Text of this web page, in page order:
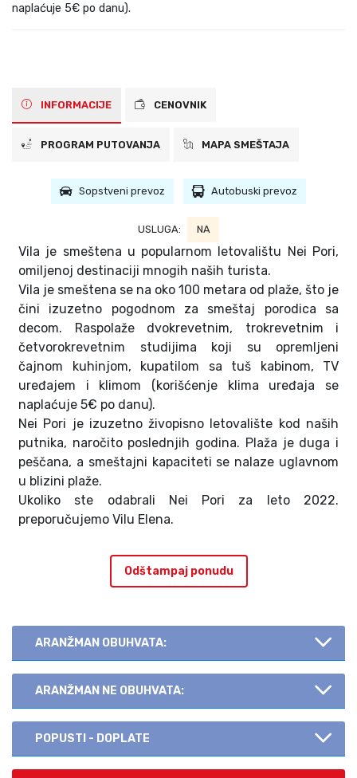
naplaćuje 5€ po danu).
INFORMACIJE CENOVNIK
PROGRAM PUTOVANJA MAPA SMEŠTAJA
Sopstveni prevoz Autobuski prevoz
USLUGA: NA
Vila je smeštena u popularnom letovalištu Nei Pori,
omiljenoj destinaciji mnogih naših turista.
Vila je smeštena se na oko 100 metara od plaže, što je
čini izuzetno pogodnom za smeštaj porodica sa
decom. Raspolaže dvokrevetnim, trokrevetnim i
četvorokrevetnim studijima koji su opremljeni
čajnom kuhinjom, kupatilom sa tuš kabinom, TV
uređajem i klimom (korišćenje klima uređaja se
naplaćuje 5€ po danu).
Nei Pori je izuzetno živopisno letovalište kod naših
putnika, naročito poslednjih godina. Plaža je duga i
peščana, a smeštajni kapaciteti se nalaze uglavnom
u blizini plaže.
Ukoliko ste odabrali Nei Pori za leto 2022.
preporučujemo Vilu Elena.
Odštampaj ponudu
ARANŽMAN OBUHVATA:
ARANŽMAN NE OBUHVATA:
POPUSTI - DOPLATE